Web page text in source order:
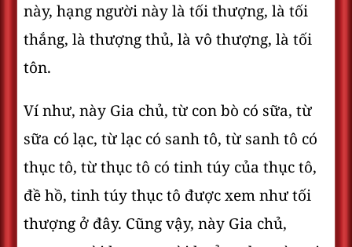
này, hạng người này là tối thượng, là tối
thắng, là thượng thủ, là vô thượng, là tối
tôn.
Ví như, này Gia chủ, từ con bò có sữa, từ
sữa có lạc, từ lạc có sanh tô, từ sanh tô có
thục tô, từ thục tô có tinh túy của thục tô,
đề hồ, tinh túy thục tô được xem như tối
thượng ở đây. Cũng vậy, này Gia chủ,